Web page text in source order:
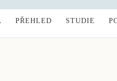
PŘEHLED STUDIE